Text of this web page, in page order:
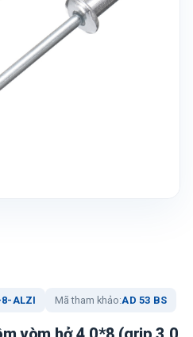
ALZI Mã tham khảo:AD 53 BS